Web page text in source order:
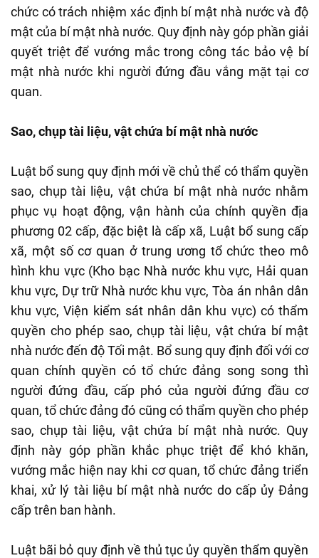
chức có trách nhiệm xác định bí mật nhà nước và độ
mật của bí mật nhà nước. Quy định này góp phần giải
quyết triệt để vướng mắc trong công tác bảo vệ bí
mật nhà nước khi người đứng đầu vắng mặt tại cơ
quan.
Sao, chụp tài liệu, vật chứa bí mật nhà nước
Luật bổ sung quy định mới về chủ thể có thẩm quyền
sao, chụp tài liệu, vật chứa bí mật nhà nước nhằm
phục vụ hoạt động, vận hành của chính quyền địa
phương 02 cấp, đặc biệt là cấp xã, Luật bổ sung cấp
xã, một số cơ quan ở trung ương tổ chức theo mô
hình khu vực (Kho bạc Nhà nước khu vực, Hải quan
khu vực, Dự trữ Nhà nước khu vực, Tòa án nhân dân
khu vực, Viện kiểm sát nhân dân khu vực) có thẩm
quyền cho phép sao, chụp tài liệu, vật chứa bí mật
nhà nước đến độ Tối mật. Bổ sung quy định đối với cơ
quan chính quyền có tổ chức đảng song song thì
người đứng đầu, cấp phó của người đứng đầu cơ
quan, tổ chức đảng đó cũng có thẩm quyền cho phép
sao, chụp tài liệu, vật chứa bí mật nhà nước. Quy
định này góp phần khắc phục triệt để khó khăn,
vướng mắc hiện nay khi cơ quan, tổ chức đảng triển
khai, xử lý tài liệu bí mật nhà nước do cấp ủy Đảng
cấp trên ban hành.
Luật bãi bỏ quy định về thủ tục ủy quyền thẩm quyền